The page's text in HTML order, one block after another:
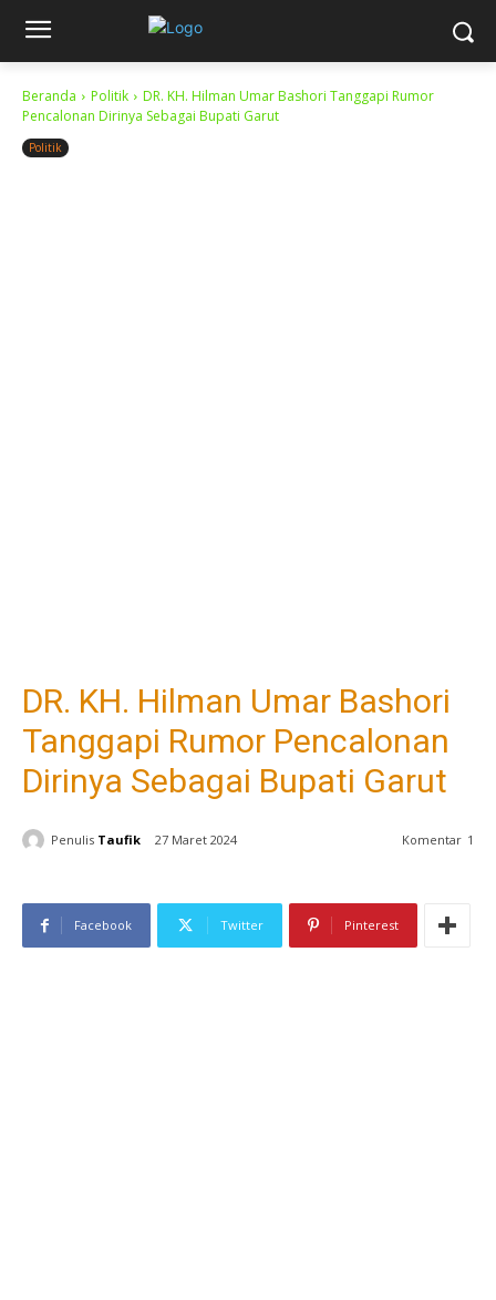
Beranda Politik
DR. KH. Hilman Umar Bashori Tanggapi Rumor
Pencalonan Dirinya Sebagai Bupati Garut
Politik
DR. KH. Hilman Umar Bashori
Tanggapi Rumor Pencalonan
Dirinya Sebagai Bupati Garut
Penulis Taufik 27 Maret 2024 Komentar 1
Facebook Twitter Pinterest